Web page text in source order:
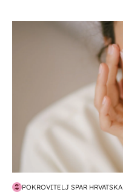
moda & ljepota
POKROVITELJ SPAR HRVATSKA